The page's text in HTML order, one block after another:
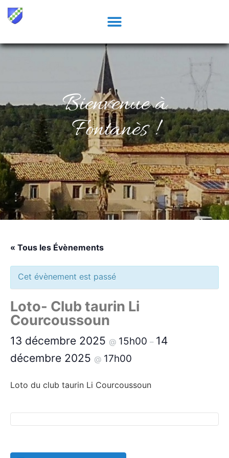
Bienvenue à
Fontanès !
« Tous les Évènements
Cet évènement est passé
Loto- Club taurin Li
Courcoussoun
13 décembre 2025 @ 15h00 – 14
décembre 2025 @ 17h00
Loto du club taurin Li Courcoussoun